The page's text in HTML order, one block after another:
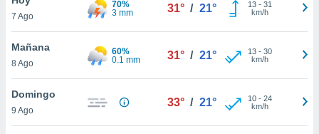
y
en
más
7 Ago
70%
3 mm
31° / 21° 13- 31
km/h
Mañana
8 Ago
60%
0.1 mm
31° / 21° 13- 30
km/h
Domingo
9 Ago
33° / 21° 10- 24
km/h